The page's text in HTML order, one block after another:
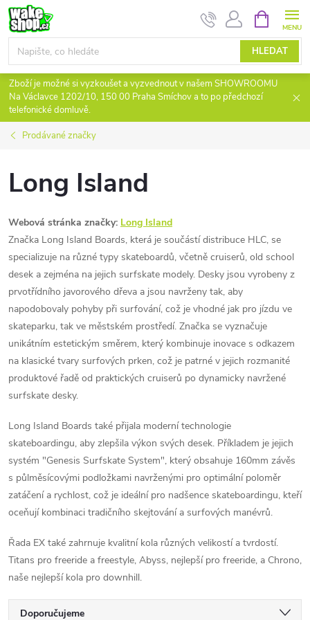
Přejít
na
obsah
HLEDAT
NÁKUPNÍ
KOŠÍK
Zboží je možné si vyzkoušet a vyzvednout v našem SHOWROOMU
Na Václavce 1202/10, 150 00 Praha Smíchov a to po předchozí
telefonické domluvě.
Prodávané značky
Long Island
Webová stránka značky: Long Island
Značka Long Island Boards, která je součástí distribuce HLC, se
specializuje na různé typy skateboardů, včetně cruiserů, old school
desek a zejména na jejich surfskate modely. Desky jsou vyrobeny z
prvotřídního javorového dřeva a jsou navrženy tak, aby
napodobovaly pohyby při surfování, což je vhodné jak pro jízdu ve
skateparku, tak ve městském prostředí. Značka se vyznačuje
unikátním estetickým směrem, který kombinuje inovace s odkazem
na klasické tvary surfových prken, což je patrné v jejich rozmanité
produktové řadě od praktických cruiserů po dynamicky navržené
surfskate desky.
Long Island Boards také přijala moderní technologie
skateboardingu, aby zlepšila výkon svých desek. Příkladem je jejich
systém "Genesis Surfskate System", který obsahuje 160mm závěs
s půlměsícovými podložkami navrženými pro optimální poloměr
zatáčení a rychlost, což je ideální pro nadšence skateboardingu, kteří
oceňují kombinaci tradičního skejtování a surfových manévrů.
Řada EX také zahrnuje kvalitní kola různých velikostí a tvrdostí.
Titans pro freeride a freestyle, Abyss, nejlepší pro freeride, a Chrono,
naše nejlepší kola pro downhill.
Doporučujeme